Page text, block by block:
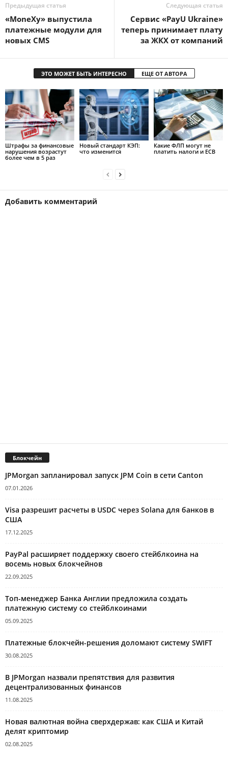
Предыдущая статья
«MoneXy» выпустила
платежные модули для
новых CMS
Следующая статья
Сервис «PayU Ukraine»
теперь принимает плату
за ЖКХ от компаний
ЭТО МОЖЕТ БЫТЬ ИНТЕРЕСНО ЕЩЕ ОТ АВТОРА
Штрафы за финансовые
нарушения возрастут
более чем в 5 раз
Новый стандарт КЭП:
что изменится
Какие ФЛП могут не
платить налоги и ЕСВ
Добавить комментарий
Блокчейн
JPMorgan запланировал запуск JPM Coin в сети Canton
07.01.2026
Visa разрешит расчеты в USDC через Solana для банков в
США
17.12.2025
PayPal расширяет поддержку своего стейблкоина на
восемь новых блокчейнов
22.09.2025
Топ-менеджер Банка Англии предложила создать
платежную систему со стейблкоинами
05.09.2025
Платежные блокчейн-решения доломают систему SWIFT
30.08.2025
В JPMorgan назвали препятствия для развития
децентрализованных финансов
11.08.2025
Новая валютная война сверхдержав: как США и Китай
делят криптомир
02.08.2025